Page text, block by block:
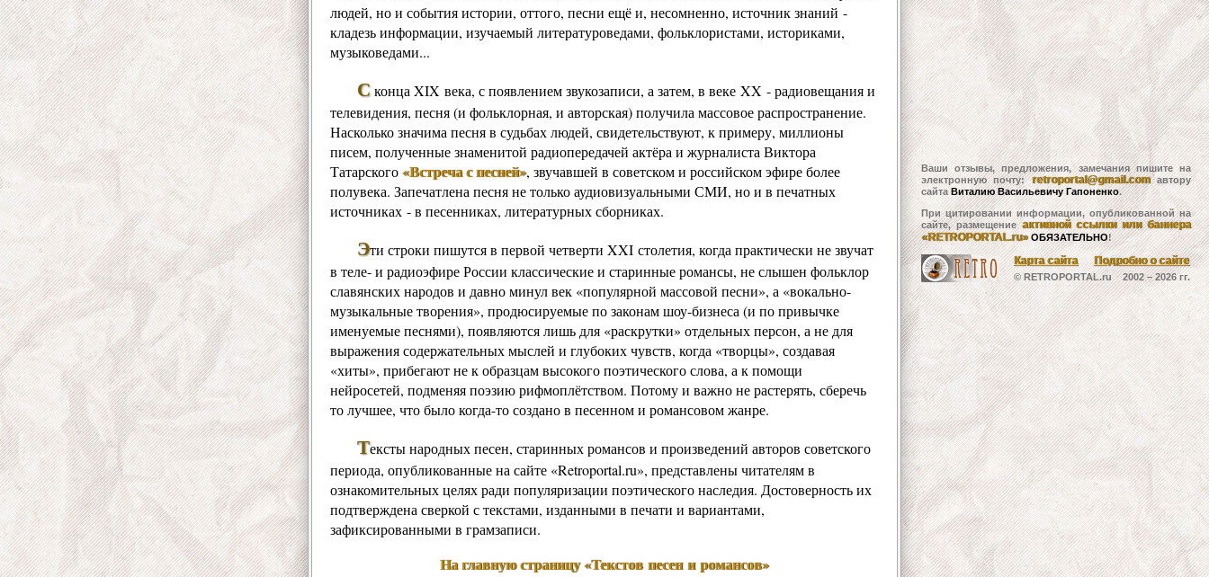
людей, но и события истории, оттого, песни ещё и, несомненно, источник знаний -
кладезь информации, изучаемый литературоведами, фольклористами, историками,
музыковедами...
Сконца XIX века, с появлением звукозаписи, а затем, в веке XX - радиовещания и
телевидения, песня (и фольклорная, и авторская) получила массовое распространение.
Насколько значима песня в судьбах людей, свидетельствуют, к примеру, миллионы
писем, полученные знаменитой радиопередачей актёра и журналиста Виктора
Татарского«Встреча с песней», звучавшей в советском и российском эфире более
полувека. Запечатлена песня не только аудиовизуальными СМИ, но и в печатных
источниках - в песенниках, литературных сборниках.
Эти строки пишутся в первой четверти XXI столетия, когда практически не звучат
в теле- и радиоэфире России классические и старинные романсы, не слышен фольклор
славянских народов и давно минул век «популярной массовой песни», а «вокально-
музыкальные творения», продюсируемые по законам шоу-бизнеса (и по привычке
именуемые песнями), появляются лишь для «раскрутки» отдельных персон, а не для
выражения содержательных мыслей и глубоких чувств, когда «творцы», создавая
«хиты», прибегают не к образцам высокого поэтического слова, а к помощи
нейросетей, подменяя поэзию рифмоплётством. Потому и важно не растерять, сберечь
то лучшее, что было когда-то создано в песенном и романсовом жанре.
Тексты народных песен, старинных романсов и произведений авторов советского
периода, опубликованные на сайте «Retroportal.ru», представлены читателям в
ознакомительных целях ради популяризации поэтического наследия. Достоверность их
подтверждена сверкой с текстами, изданными в печати и вариантами,
зафиксированными в грамзаписи.
На главную страницу «Текстов песен и романсов»
Ваши отзывы, предложения, замечания пишите на
электронную почту:retroportal@gmail.comавтору
сайтаВиталию Васильевичу Гапоненко.
При цитировании информации, опубликованной на
сайте, размещениеактивной ссылки или баннера
«RETROPORTAL.ru» ОБЯЗАТЕЛЬНО!
Карта сайта Подробно о сайте
© RETROPORTAL.ru 2002 –2026 гг.